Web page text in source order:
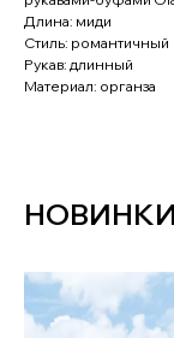
Длина: миди
Стиль: романтичный
Рукав: длинный
Материал: органза